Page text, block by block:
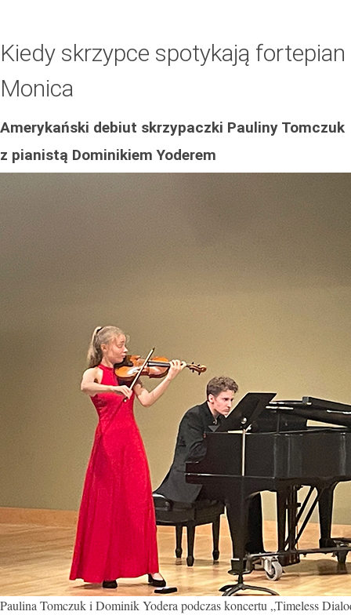
Kiedy skrzypce spotykają
Monica
Amerykański debiut skrzypaczki Pauliny Tomczuk
z pianistą Dominikiem Yoderem
Paulina Tomczuk i Dominik Yodera podczas koncertu „Timeless